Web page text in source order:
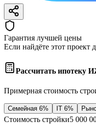
Гарантия лучшей цены
Если найдёте этот
Рассчитать ипотеку
Примерная стоимость
Семейная 6% IT 6%
Стоимость стройки5 000